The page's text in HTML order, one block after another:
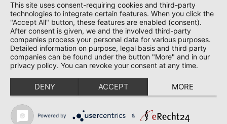
This site uses consent-requiring cookies and third-party
technologies to integrate certain features. When you click the
"Accept All" button, these features are enabled (consent).
After consent is given, we and the involved third-party
companies process your personal data for various purposes.
Detailed information on purpose, legal basis and third party
companies can be found under the button "More" and in our
privacy policy. You can revoke your consent at any time.
DENY ACCEPT MORE
Powered by &